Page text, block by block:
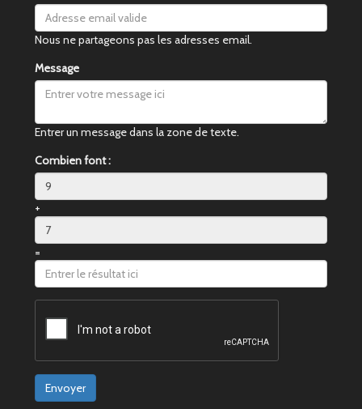
Nous ne partageons pas les adresses email.
Message
Entrer un message dans la zone de texte.
Combien font :
+
=
Envoyer